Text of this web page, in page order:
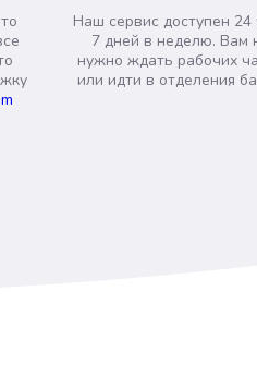
Наш сервис доступен 24
7 дней в неделю. Вам
нужно ждать рабочих
или идти в отделения